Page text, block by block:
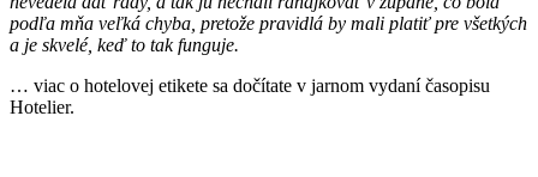
podľa mňa veľká chyba, pretože pravidlá by mali platiť pre všetkých
a je skvelé, keď to tak funguje.
… viac o hotelovej etikete sa dočítate v jarnom vydaní časopisu
Hotelier.